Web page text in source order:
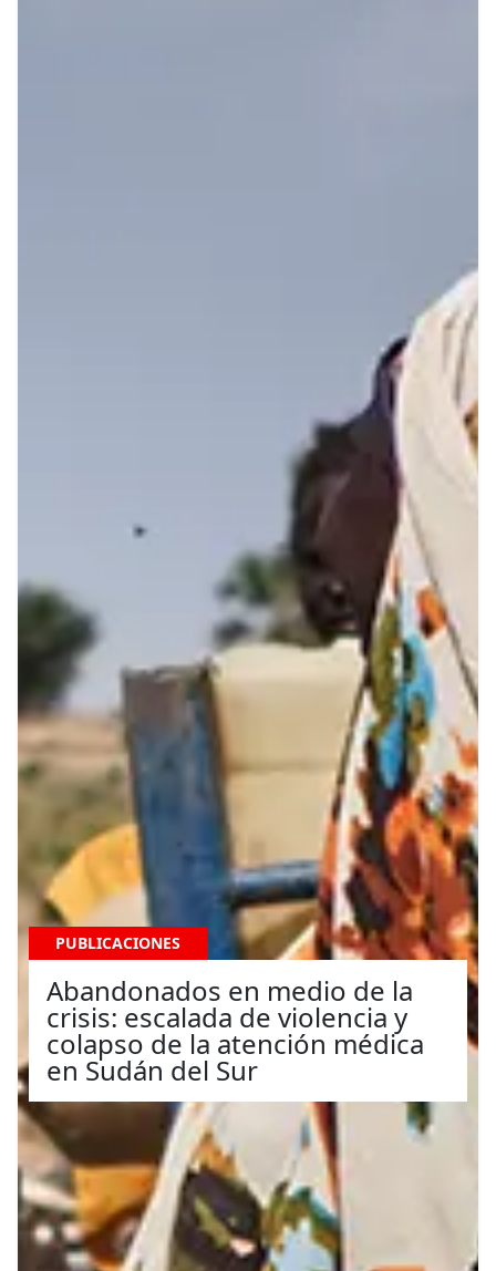
PUBLICACIONES
Abandonados en medio de la
crisis: escalada de violencia y
colapso de la atención médica
en Sudán del Sur